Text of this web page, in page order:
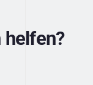
helfen?